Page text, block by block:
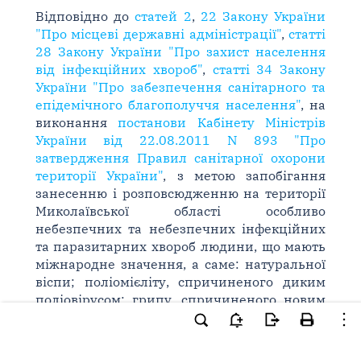
Відповідно достатей 2, 22 Закону України
"Про місцеві державні адміністрації",статті
28 Закону України "Про захист населення
від інфекційних хвороб", статті 34 Закону
України "Про забезпечення санітарного та
епідемічного благополуччя населення", на
виконанняпостанови Кабінету Міністрів
України від 22.08.2011 N 893 "Про
затвердження Правил санітарної охорони
території України", з метою запобігання
занесенню і розповсюдженню на території
Миколаївської області особливо
небезпечних та небезпечних інфекційних
та паразитарних хвороб людини, що мають
міжнародне значення, а саме: натуральної
віспи; поліомієліту, спричиненого диким
поліовірусом; грипу, спричиненого новим
субтипом вірусу; тяжкого гострого